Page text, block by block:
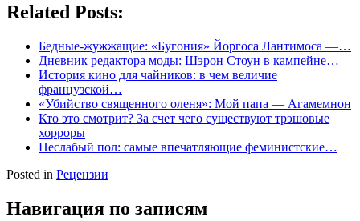
Related Posts:
Бедные-жужжащие: «Бугония» Йоргоса Лантимоса —…
Дневник редактора моды: Шэрон Стоун в кампейне…
История кино для чайников: в чем величие
французской…
«Убийство священного оленя»: Мой папа — Агамемнон
Кто это смотрит? За счет чего существуют трэшовые
хорроры
Неслабый пол: самые впечатляющие феминистские…
Posted in Рецензии
Навигация по записям